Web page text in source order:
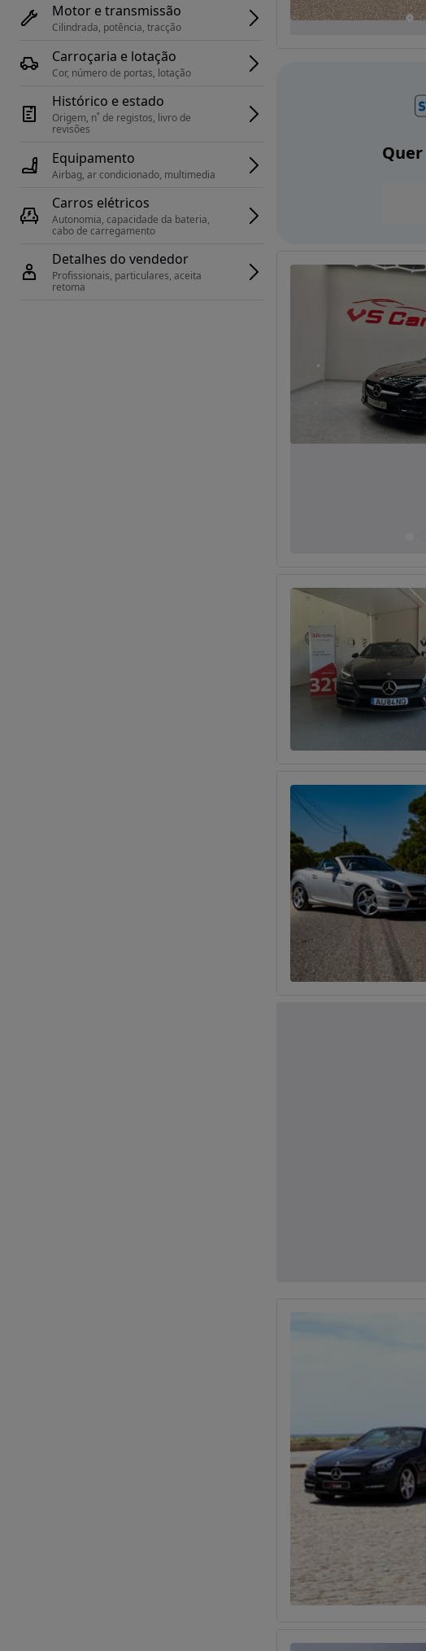
Motor e transmissão
Cilindrada, potência, tracção
Carroçaria e lotação
Cor, número de portas, lotação
Histórico e estado
Origem, n˚ de registos, livro de
revisões
Equipamento
Airbag, ar condicionado, multimedia
Carros elétricos
Autonomia, capacidade da bateria,
cabo de carregamento
Detalhes do vendedor
Profissionais, particulares, aceita
retoma